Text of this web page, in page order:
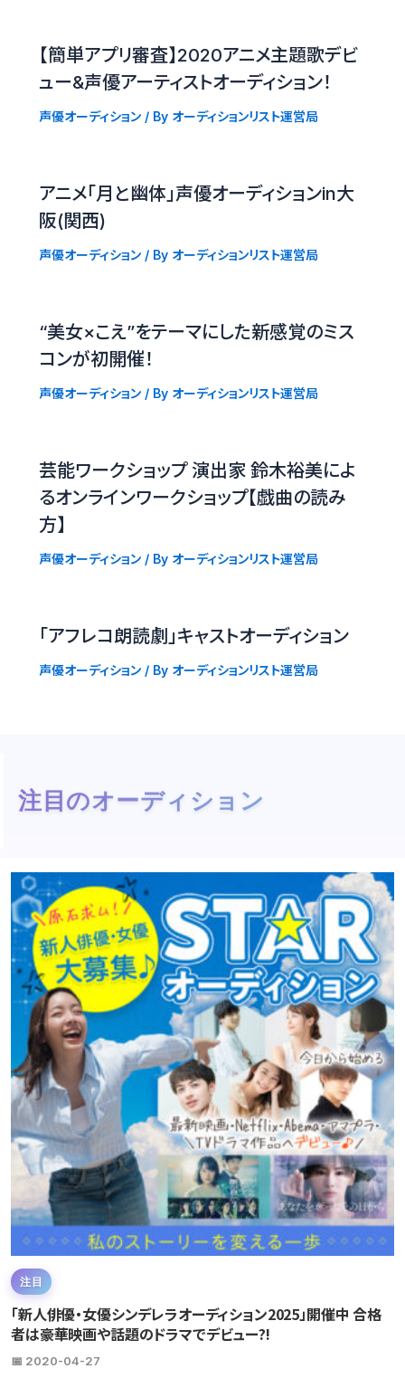
【簡単アプリ審査】2020アニメ主題歌デビ
ュー&声優アーティストオーディション！
声優オーディション/ By オーディションリスト運営局
アニメ「月と幽体」声優オーディションin大
阪(関西)
声優オーディション/ By オーディションリスト運営局
“美女×こえ”をテーマにした新感覚のミス
コンが初開催！
声優オーディション/ By オーディションリスト運営局
芸能ワークショップ 演出家 鈴木裕美によ
るオンラインワークショップ【戯曲の読み
方】
声優オーディション/ By オーディションリスト運営局
「アフレコ朗読劇」キャストオーディション
声優オーディション/ By オーディションリスト運営局
注目のオーディション
注目
「新人俳優・女優シンデレラオーディション2025」開催中 合格
者は豪華映画や話題のドラマでデビュー?!
📅 2020-04-27